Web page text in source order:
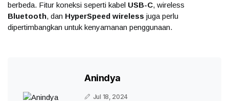
berbeda. Fitur koneksi seperti kabel USB-C, wireless
Bluetooth, dan HyperSpeed wireless juga perlu
dipertimbangkan untuk kenyamanan penggunaan.
Anindya
Jul 18, 2024